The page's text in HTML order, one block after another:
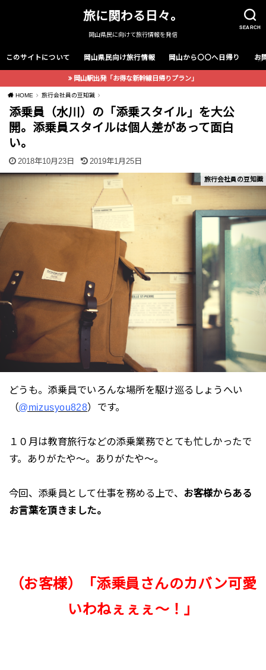
SEARCH
旅に関わる日々。
岡山県民に向けて旅行情報を発信
このサイトについて 岡山県民向け旅行情報 岡山から〇〇へ日帰り お
岡山駅出発「お得な新幹線日帰りプラン」
HOME 旅行会社員の豆知識
添乗員（水川）の「添乗スタイル」を大公
開。添乗員スタイルは個人差があって面白
い。
2018年10月23日 2019年1月25日
旅行会社員の豆知識
どうも。添乗員でいろんな場所を駆け巡るしょうへい
（@mizusyou828）です。
１０月は教育旅行などの添乗業務でとても忙しかったで
す。ありがたや～。ありがたや～。
今回、添乗員として仕事を務める上で、 お客様からある
お言葉を頂きました。
（お客様）「添乗員さんのカバン可愛
いわねぇぇぇ～！」